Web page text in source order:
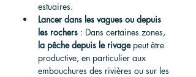
estuaires.
Lancer dans les vagues ou depuis
les rochers : Dans certaines zones,
la pêche depuis le rivage peut être
productive, en particulier aux
embouchures des rivières ou sur les